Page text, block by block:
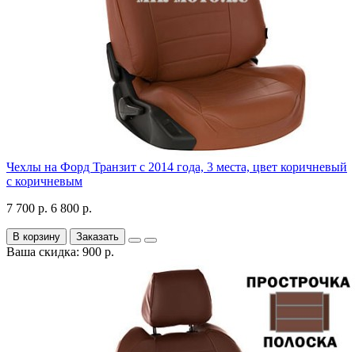
Чехлы на Форд Транзит с 2014 года, 3 места, цвет коричневый
с коричневым
7 700 р. 6 800 р.
В корзину Заказать
Ваша скидка: 900 р.